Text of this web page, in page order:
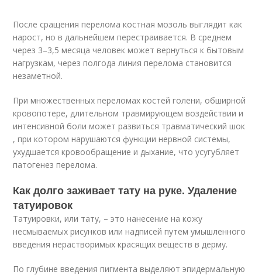
После сращения перелома костная мозоль выглядит как
нарост, но в дальнейшем перестраивается. В среднем
через 3–3,5 месяца человек может вернуться к бытовым
нагрузкам, через полгода линия перелома становится
незаметной.
При множественных переломах костей голени, обширной
кровопотере, длительном травмирующем воздействии и
интенсивной боли может развиться травматический шок
, при котором нарушаются функции нервной системы,
ухудшается кровообращение и дыхание, что усугубляет
патогенез перелома.
Как долго заживает тату на руке. Удаление
татуировок
Татуировки, или тату, – это нанесение на кожу
несмываемых рисунков или надписей путем умышленного
введения нерастворимых красящих веществ в дерму.
По глубине введения пигмента выделяют эпидермальную